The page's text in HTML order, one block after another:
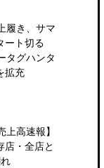
履き、サマ
ート切る
グハンタ
拡充
上高速報】
・全店と